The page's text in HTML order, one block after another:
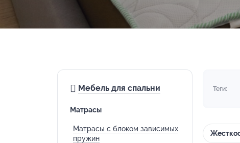
Мебель для спальни
Матрасы
Матрасы с блоком зависимых
пружин
Теги: